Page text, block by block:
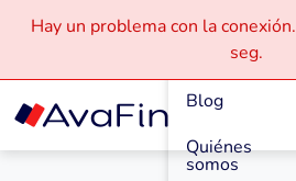
Saltar
Hay un problema con la conexión.
seg.
Cómo
Funciona
Blog
Quiénes
somos